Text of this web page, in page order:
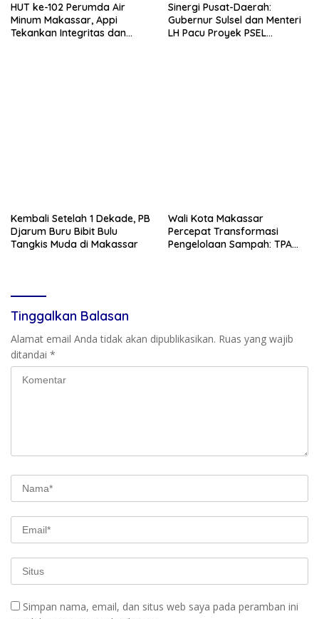
HUT ke-102 Perumda Air
Minum Makassar, Appi
Tekankan Integritas dan
Sinergi Pusat-Daerah:
Gubernur Sulsel dan Menteri
LH Pacu Proyek PSEL
Kembali Setelah 1 Dekade, PB
Djarum Buru Bibit Bulu
Tangkis Muda di Makassar
Wali Kota Makassar
Percepat Transformasi
Pengelolaan Sampah: TPA
Tinggalkan Balasan
Alamat email Anda tidak akan dipublikasikan. Ruas yang wajib
ditandai *
Simpan nama, email, dan situs web saya pada peramban ini